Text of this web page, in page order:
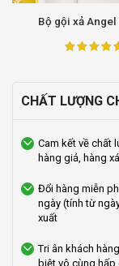
Bộ gội xả
CHẤT LƯỢNG
Cam kết về chất
hàng giả, hàng
Đổi hàng miễn
ngày (tính từ
xuất
Tri ân khách hàng
biệt vô cùng hấp